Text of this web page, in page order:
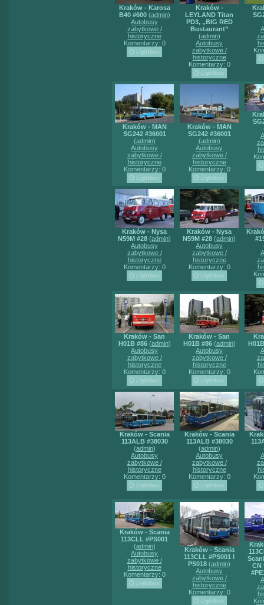
Kraków - Karosa
B40 #600(admin)
Autobusy
zabytkowe /
historyczne
Komentarzy: 0
Kraków -
LEYLAND Titan
PD3, „BIG RED
Bustaurant”
(admin)
Autobusy
zabytkowe /
historyczne
Komentarzy: 0
Kraków - MAN
SG242 #36001
(admin)
Autobusy
zabytkowe /
historyczne
Komentarzy: 0
Kraków - MAN
SG242 #36001
(admin)
Autobusy
zabytkowe /
historyczne
Komentarzy: 0
Kraków - Nysa
N59M #28 (admin)
Autobusy
zabytkowe /
historyczne
Komentarzy: 0
Kraków - Nysa
N59M #28 (admin)
Autobusy
zabytkowe /
historyczne
Komentarzy: 0
Kraków - San
H01B #86(admin)
Autobusy
zabytkowe /
historyczne
Komentarzy: 0
Kraków - San
H01B #86(admin)
Autobusy
zabytkowe /
historyczne
Komentarzy: 0
Kraków - Scania
113ALB #38030
(admin)
Autobusy
zabytkowe /
historyczne
Komentarzy: 0
Kraków - Scania
113ALB #38030
(admin)
Autobusy
zabytkowe /
historyczne
Komentarzy: 0
Kraków - Scania
113CLL #PS001
(admin)
Autobusy
zabytkowe /
historyczne
Komentarzy: 0
Kraków - Scania
113CLL #PS001 I
PS018 (admin)
Autobusy
zabytkowe /
historyczne
Komentarzy: 0
CN